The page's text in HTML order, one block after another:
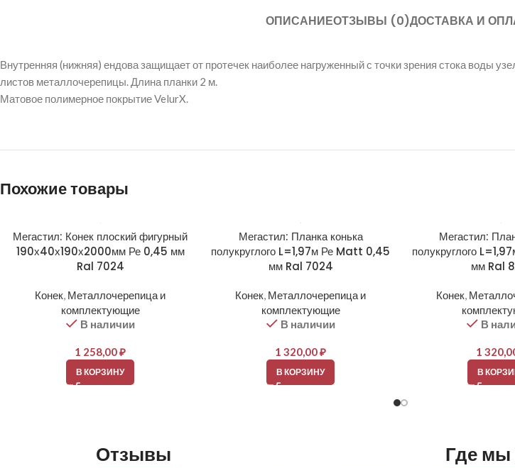
ОПИСАНИЕОТЗЫВЫ (0)ДОСТАВКА И
Внутренняя (нижняя) ендова защищает от протечек наиболее нагруженный с точки зрения стока воды
листов металлочерепицы. Длина планки 2 м.
Матовое полимерное покрытие VelurX.
Похожие товары
Мегастил: Конек плоский фигурный
190х40х190х2000мм Ре 0,45 мм
Ral 7024
Конек, Металлочерепица и
комплектующие
В наличии
1 258,00₽
В КОРЗИНУ
Мегастил: Планка конька
полукруглого L=1,97м Ре Matt 0,45
мм Ral 7024
Конек, Металлочерепица и
комплектующие
В наличии
1 320,00₽
В КОРЗИНУ
Мегастил:
полукруглого
мм Ral
Конек,
В
1
В
Отзывы Где мы